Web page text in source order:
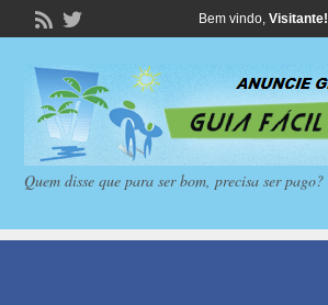
Bem vindo, Visitante!
Quem disse que para ser bom, precisa ser pago?